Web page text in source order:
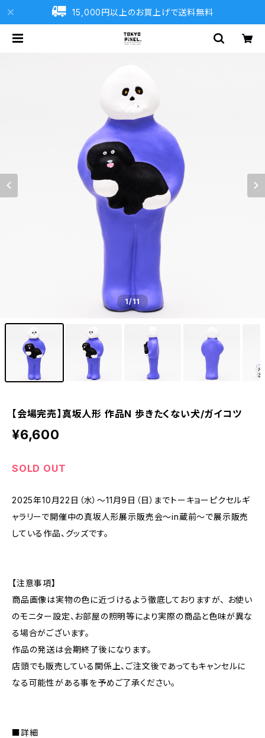
15,000円以上のお買上げで送料無料
1/11
【会場完売】真坂人形 作品N 歩きたくない犬/ガイコツ
¥6,600
SOLD OUT
2025年10月22日（水）～11月9日（日）までトーキョーピクセルギ
ャラリーで開催中の真坂人形展示販売会～in蔵前～で展示販売
している作品、グッズです。
【注意事項】
商品画像は実物の色に近づけるよう徹底しておりますが、 お使い
のモニター設定、お部屋の照明等により実際の商品と色味が異な
る場合がございます。
作品の発送は会期終了後になります。
店頭でも販売している関係上、ご注文後であってもキャンセルに
なる可能性がある事を予めご了承ください。
■詳細